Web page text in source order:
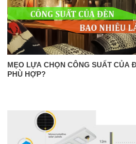
MẸO LỰA CHỌN CÔNG SUẤT CỦA
PHÙ HỢP?